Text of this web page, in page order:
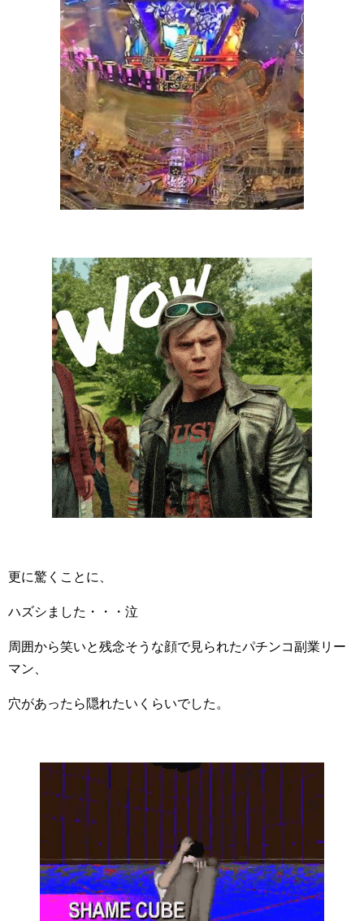
更に驚くことに、
ハズシました・・・泣
周囲から笑いと残念そうな顔で見られたパチンコ副業リー
マン、
穴があったら隠れたいくらいでした。